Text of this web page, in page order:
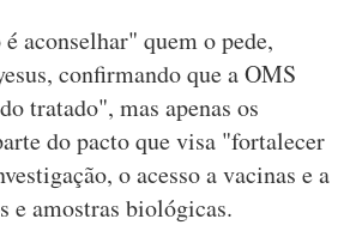
aconselhar" quem o pede,
confirmando que a OMS
tratado", mas apenas os
do pacto que visa "fortalecer
o acesso a vacinas e a
e amostras biológicas.